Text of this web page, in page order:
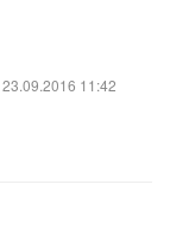
23.09.2016 11:42